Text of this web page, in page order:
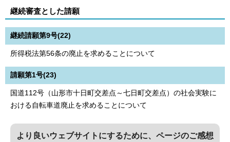
継続審査とした請願
継続請願第9号(22)
所得税法第56条の廃止を求めることについて
請願第1号(23)
国道112号（山形市十日町交差点～七日町交差点）の社会実験に
おける自転車道廃止を求めることについて
より良いウェブサイトにするために、ページのご感想